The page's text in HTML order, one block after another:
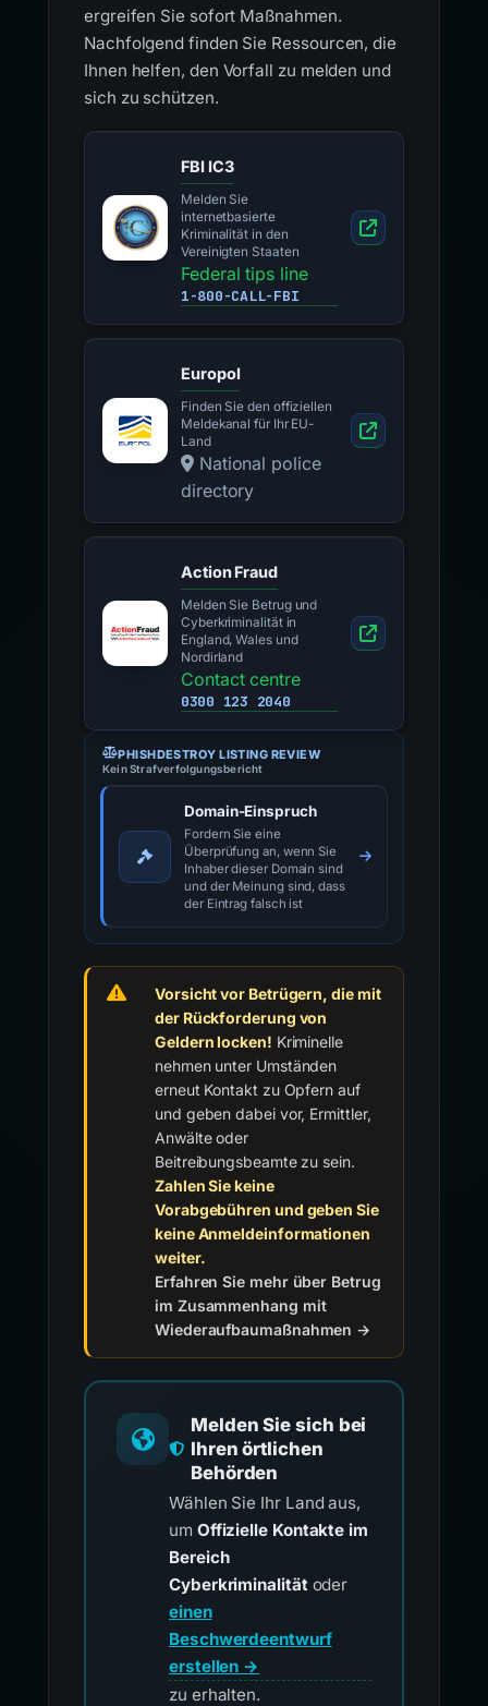
ergreifen Sie sofort Maßnahmen.
Nachfolgend finden Sie Ressourcen, die
Ihnen helfen, den Vorfall zu melden und
sich zu schützen.
FBI IC3
Melden Sie
internetbasierte
Kriminalität in den
Vereinigten Staaten
Federal tips line
1-800-CALL-FBI
Europol
Finden Sie den offiziellen
Meldekanal für Ihr EU-
Land
National police
directory
Action Fraud
Melden Sie Betrug und
Cyberkriminalität in
England, Wales und
Nordirland
Contact centre
0300 123 2040
PHISHDESTROY LISTING REVIEW
Kein Strafverfolgungsbericht
Domain-Einspruch
Fordern Sie eine
Überprüfung an, wenn Sie
Inhaber dieser Domain sind
und der Meinung sind, dass
der Eintrag falsch ist
Vorsicht vor Betrügern, die mit
der Rückforderung von
Geldern locken! Kriminelle
nehmen unter Umständen
erneut Kontakt zu Opfern auf
und geben dabei vor, Ermittler,
Anwälte oder
Beitreibungsbeamte zu sein.
Zahlen Sie keine
Vorabgebühren und geben Sie
keine Anmeldeinformationen
weiter.
Erfahren Sie mehr über Betrug
im Zusammenhang mit
Wiederaufbaumaßnahmen →
Melden Sie sich bei
Ihren örtlichen
Behörden
Wählen Sie Ihr Land aus,
um Offizielle Kontakte im
Bereich
Cyberkriminalitätoder
einen
Beschwerdeentwurf
erstellen →
zu erhalten.